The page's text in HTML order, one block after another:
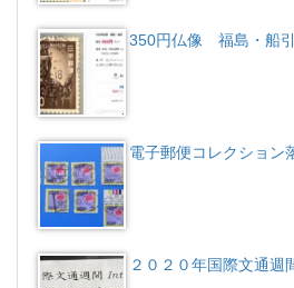
350円仏像 福島・船
電子郵便コレクション
２０２０年国際文通